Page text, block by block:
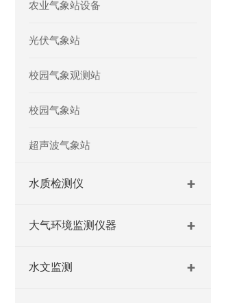
农业气象站设备
光伏气象站
校园气象观测站
校园气象站
超声波气象站
水质检测仪
大气环境监测仪器
水文监测